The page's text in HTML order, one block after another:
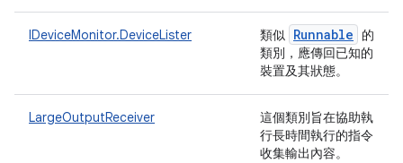
IDeviceMonitor.DeviceLister 類似 Runnable
的
類別，應傳回已知的
裝置及其狀態。
LargeOutputReceiver
這個類別旨在協助執
行長時間執行的指令
收集輸出內容。